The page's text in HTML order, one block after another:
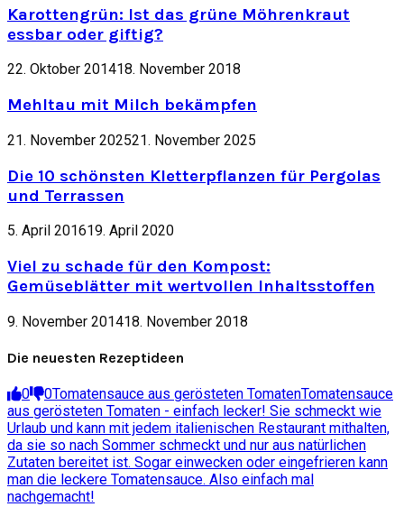
Karottengrün: Ist das grüne Möhrenkraut
essbar oder giftig?
22. Oktober 201418. November 2018
Mehltau mit Milch bekämpfen
21. November 202521. November 2025
Die 10 schönsten Kletterpflanzen für Pergolas
und Terrassen
5. April 201619. April 2020
Viel zu schade für den Kompost:
Gemüseblätter mit wertvollen Inhaltsstoffen
9. November 201418. November 2018
Die neuesten Rezeptideen
0 0Tomatensauce aus gerösteten TomatenTomatensauce
aus gerösteten Tomaten - einfach lecker! Sie schmeckt wie
Urlaub und kann mit jedem italienischen Restaurant mithalten,
da sie so nach Sommer schmeckt und nur aus natürlichen
Zutaten bereitet ist. Sogar einwecken oder eingefrieren kann
man die leckere Tomatensauce. Also einfach mal
nachgemacht!